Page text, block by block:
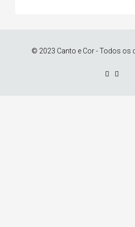
© 2023 Canto e Cor - Todos os